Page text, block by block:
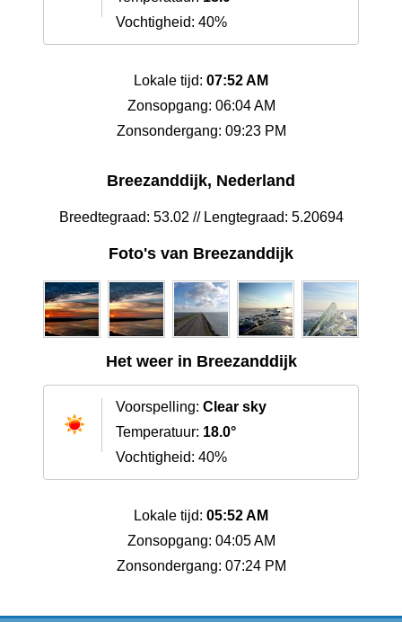
Vochtigheid: 40%
Lokale tijd: 07:52 AM
Zonsopgang: 06:04 AM
Zonsondergang: 09:23 PM
Breezanddijk, Nederland
Breedtegraad: 53.02 // Lengtegraad: 5.20694
Foto's van Breezanddijk
Het weer in Breezanddijk
Voorspelling: Clear sky
Temperatuur: 18.0°
Vochtigheid: 40%
Lokale tijd: 05:52 AM
Zonsopgang: 04:05 AM
Zonsondergang: 07:24 PM